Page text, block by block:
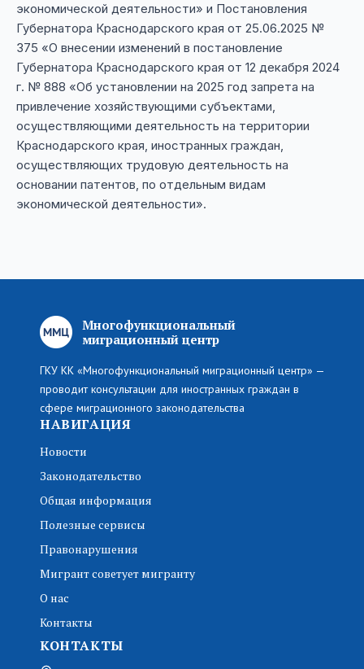
экономической деятельности» и Постановления
Губернатора Краснодарского края от 25.06.2025 №
375 «О внесении изменений в постановление
Губернатора Краснодарского края от 12 декабря 2024
г. № 888 «Об установлении на 2025 год запрета на
привлечение хозяйствующими субъектами,
осуществляющими деятельность на территории
Краснодарского края, иностранных граждан,
осуществляющих трудовую деятельность на
основании патентов, по отдельным видам
экономической деятельности».
Многофункциональный
миграционный центр
ГКУ КК «Многофункциональный миграционный центр» —
проводит консультации для иностранных граждан в
сфере миграционного законодательства
НАВИГАЦИЯ
Новости
Законодательство
Общая информация
Полезные сервисы
Правонарушения
Мигрант советует мигранту
О нас
Контакты
КОНТАКТЫ